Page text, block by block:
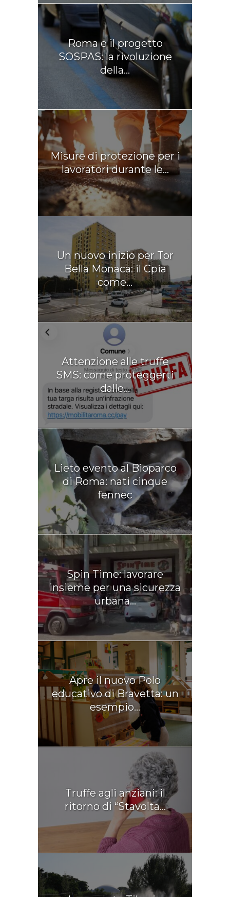
Roma e il progetto
SOSPAS: la rivoluzione
della...
Misure di protezione per i
lavoratori durante le...
Un nuovo inizio per Tor
Bella Monaca: il Cpia
come...
Attenzione alle truffe
SMS: come proteggerti
dalle...
Lieto evento al Bioparco
di Roma: nati cinque
fennec
Spin Time: lavorare
insieme per una sicurezza
urbana...
Apre il nuovo Polo
educativo di Bravetta: un
esempio...
Truffe agli anziani: il
ritorno di “Stavolta...